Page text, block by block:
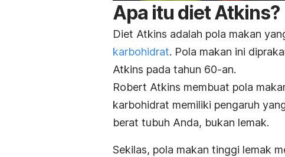
Apa itu diet Atkins?
Diet Atkins adalah pola makan
karbohidrat. Pola makan ini
Atkins pada tahun 60-an.
Robert Atkins membuat pola
karbohidrat memiliki pengaruh
berat tubuh Anda, bukan lemak.
Sekilas, pola makan tinggi lemak